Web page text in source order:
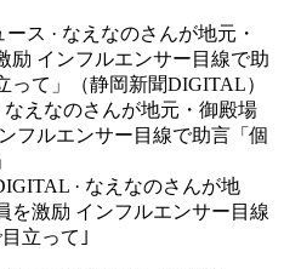
ース · なえなのさんが地元・
励 インフルエンサー目線で助
って」（静岡新聞DIGITAL）
なえなのさんが地元・御殿場
フルエンサー目線で助言「個
· なえなのさんが地
を激励 インフルエンサー目線
立って｣